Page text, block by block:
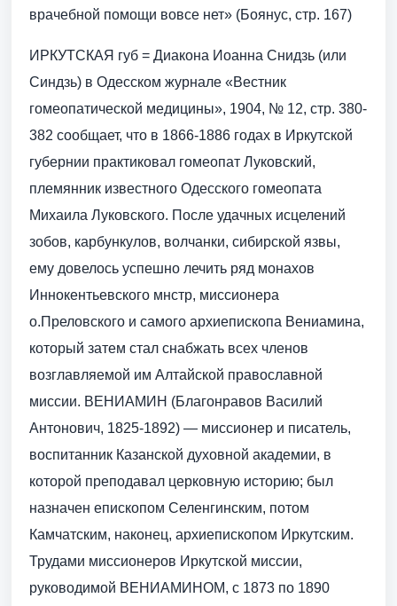
врачебной помощи вовсе нет» (Боянус, стр. 167)
ИРКУТСКАЯ губ = Диакона Иоанна Снидзь (или
Синдзь) в Одесском журнале «Вестник
гомеопатической медицины», 1904, № 12, стр. 380-
382 сообщает, что в 1866-1886 годах в Иркутской
губернии практиковал гомеопат Луковский,
племянник известного Одесского гомеопата
Михаила Луковского. После удачных исцелений
зобов, карбункулов, волчанки, сибирской язвы,
ему довелось успешно лечить ряд монахов
Иннокентьевского мнстр, миссионера
о.Преловского и самого архиепископа Вениамина,
который затем стал снабжать всех членов
возглавляемой им Алтайской православной
миссии. ВЕНИАМИН (Благонравов Василий
Антонович, 1825-1892) — миссионер и писатель,
воспитанник Казанской духовной академии, в
которой преподавал церковную историю; был
назначен епископом Селенгинским, потом
Камчатским, наконец, архиепископом Иркутским.
Трудами миссионеров Иркутской миссии,
руководимой ВЕНИАМИНОМ, с 1873 по 1890